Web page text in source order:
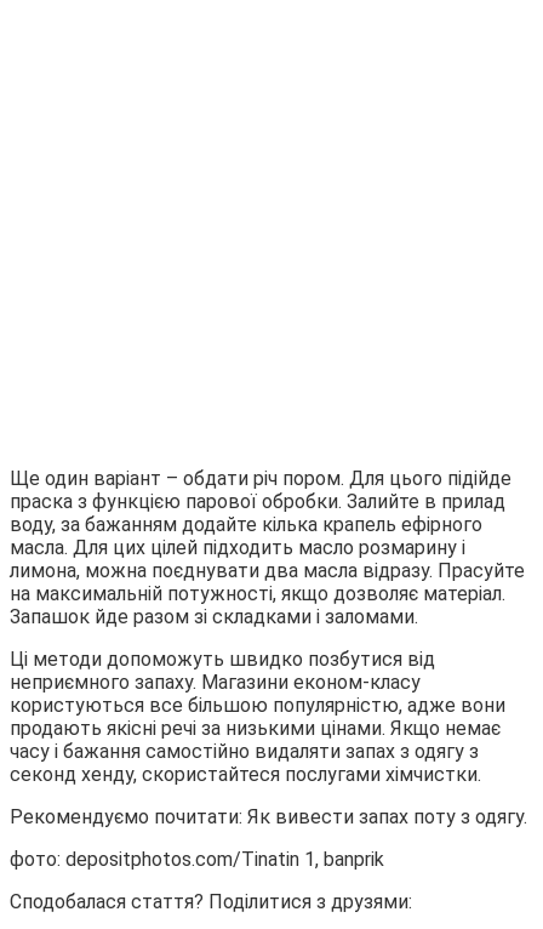
Ще один варіант – обдати річ пором. Для цього підійде
праска з функцією парової обробки. Залийте в прилад
воду, за бажанням додайте кілька крапель ефірного
масла. Для цих цілей підходить масло розмарину і
лимона, можна поєднувати два масла відразу. Прасуйте
на максимальній потужності, якщо дозволяє матеріал.
Запашок йде разом зі складками і заломами.
Ці методи допоможуть швидко позбутися від
неприємного запаху. Магазини економ-класу
користуються все більшою популярністю, адже вони
продають якісні речі за низькими цінами. Якщо немає
часу і бажання самостійно видаляти запах з одягу з
секонд хенду, скористайтеся послугами хімчистки.
Рекомендуємо почитати: Як вивести запах поту з одягу.
фото: depositphotos.com/Tinatin 1, banprik
Сподобалася стаття? Поділитися з друзями: